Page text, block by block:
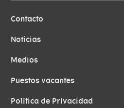
Contacto
Noticias
Medios
Puestos vacantes
Política de Privacidad